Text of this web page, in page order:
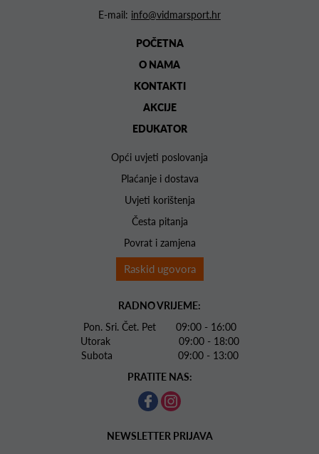
E-mail: info@vidmarsport.hr
POČETNA
O NAMA
KONTAKTI
AKCIJE
EDUKATOR
Opći uvjeti poslovanja
Plaćanje i dostava
Uvjeti korištenja
Česta pitanja
Povrat i zamjena
Raskid ugovora
RADNO VRIJEME:
Pon. Sri. Čet. Pet 09:00 - 16:00
Utorak 09:00 - 18:00
Subota 09:00 - 13:00
PRATITE NAS:
NEWSLETTER PRIJAVA